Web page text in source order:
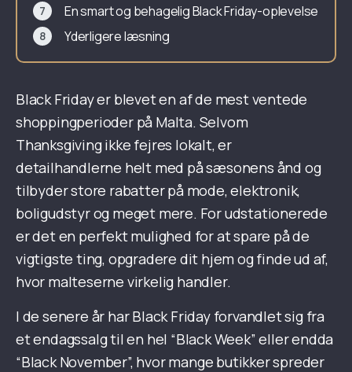
En smart og behagelig Black Friday-oplevelse
Yderligere læsning
Black Friday er blevet en af de mest ventede
shoppingperioder på Malta. Selvom
Thanksgiving ikke fejres lokalt, er
detailhandlerne helt med på sæsonens ånd og
tilbyder store rabatter på mode, elektronik,
boligudstyr og meget mere. For udstationerede
er det en perfekt mulighed for at spare på de
vigtigste ting, opgradere dit hjem og finde ud af,
hvor malteserne virkelig handler.
I de senere år har Black Friday forvandlet sig fra
et endagssalg til en hel “Black Week” eller endda
“Black November”, hvor mange butikker spreder